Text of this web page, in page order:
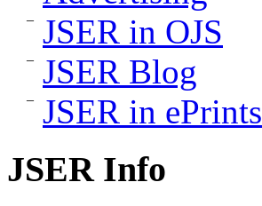
JSER in OJS
JSER Blog
JSER in ePrints
JSER Info